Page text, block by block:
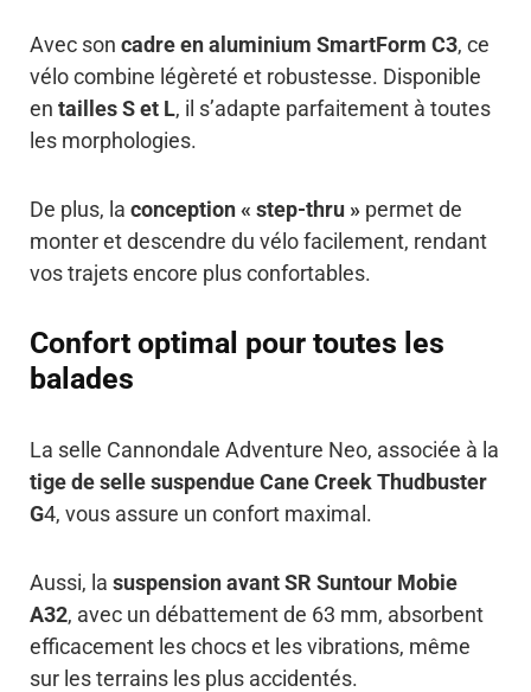
Avec son cadre en aluminium SmartForm C3, ce
vélo combine légèreté et robustesse. Disponible
en tailles S et L, il s’adapte parfaitement à toutes
les morphologies.
De plus, la conception « step-thru »permet de
monter et descendre du vélo facilement, rendant
vos trajets encore plus confortables.
Confort optimal pour toutes les
balades
La selle Cannondale Adventure Neo, associée à la
tige de selle suspendue Cane Creek Thudbuster
G4, vous assure un confort maximal.
Aussi, la suspension avant SR Suntour Mobie
A32, avec un débattement de 63 mm, absorbent
efficacement les chocs et les vibrations, même
sur les terrains les plus accidentés.